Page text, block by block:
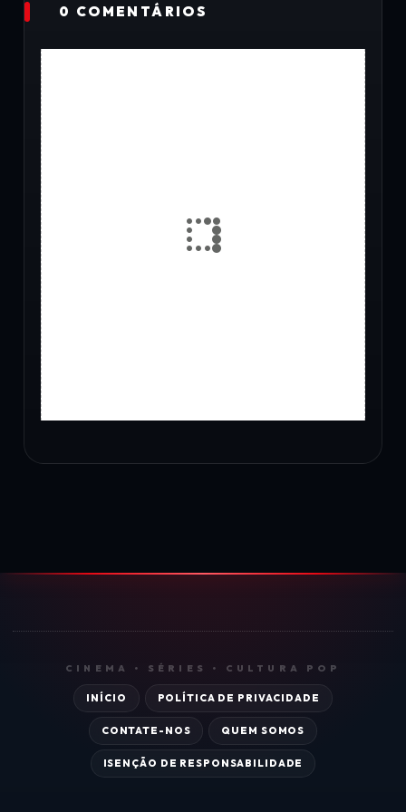
0 COMENTÁRIOS
CINEMA • SÉRIES • CULTURA POP
INÍCIO POLÍTICA DE PRIVACIDADE
CONTATE-NOS QUEM SOMOS
ISENÇÃO DE RESPONSABILIDADE